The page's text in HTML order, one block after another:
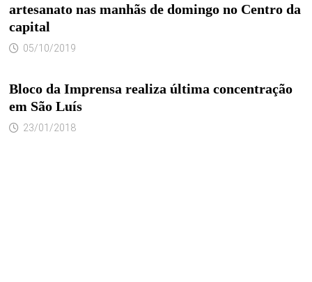
artesanato nas manhãs de domingo no Centro da
capital
05/10/2019
Bloco da Imprensa realiza última concentração
em São Luís
23/01/2018